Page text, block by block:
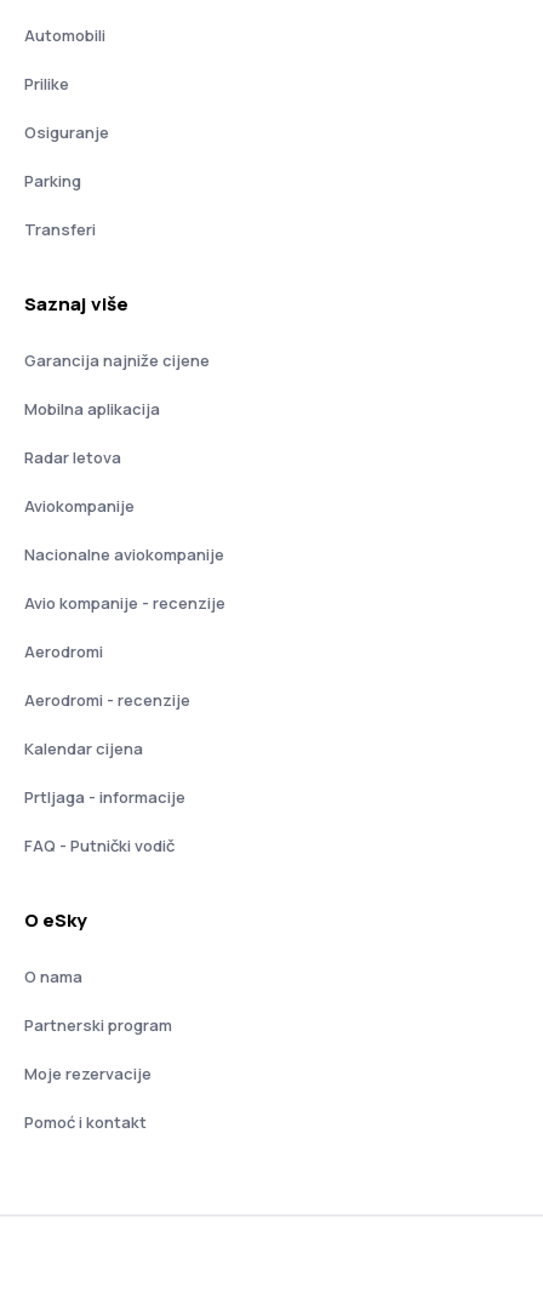
Automobili
Prilike
Osiguranje
Parking
Transferi
Saznaj više
Garancija najniže cijene
Mobilna aplikacija
Radar letova
Aviokompanije
Nacionalne aviokompanije
Avio kompanije - recenzije
Aerodromi
Aerodromi - recenzije
Kalendar cijena
Prtljaga - informacije
FAQ - Putnički vodič
O eSky
O nama
Partnerski program
Moje rezervacije
Pomoć i kontakt